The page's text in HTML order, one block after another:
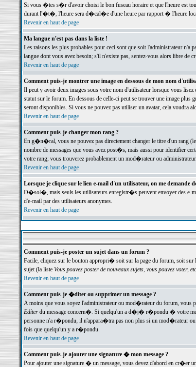
Si vous �tes s�r d'avoir choisi le bon fuseau horaire et que l'heure
durant l'�t�, l'heure sera d�cal�e d'une heure par rapport � l'heure
Revenir en haut de page
Ma langue n'est pas dans la liste !
Les raisons les plus probables pour ceci sont que soit l'administrateur
langue dont vous avez besoin; s'il n'existe pas, sentez-vous alors libre
Revenir en haut de page
Comment puis-je montrer une image en dessous de mon nom
Il peut y avoir deux images sous votre nom d'utilisateur lorsque vous
statut sur le forum. En dessous de celle-ci peut se trouver une image
seront disponibles. Si vous ne pouvez pas utiliser un avatar, cela
Revenir en haut de page
Comment puis-je changer mon rang ?
En g�n�ral, vous ne pouvez pas directement changer le titre d'un rang
nombre de messages que vous avez post�s, mais aussi pour identifier
votre rang; vous trouverez probablement un mod�rateur ou
Revenir en haut de page
Lorsque je clique sur le lien e-mail d'un utilisateur, on me demande
D�sol�, mais seuls les utilisateurs enregistr�s peuvent envoyer des
d'e-mail par des utilisateurs anonymes.
Revenir en haut de page
Comment puis-je poster un sujet dans un forum ?
Facile, cliquez sur le bouton appropri� soit sur la page du forum, soit sur
sujet (la liste Vous pouvez poster de nouveaux sujets, vous pouvez voter,
Revenir en haut de page
Comment puis-je �diter ou supprimer un message ?
A moins que vous soyez l'administrateur ou mod�rateur du forum,
Editerdu message concern�. Si quelqu'un a d�j� r�pondu � votre
personne n'a r�pondu, il n'appara�tra pas non plus si un mod�rateur ou
fois que quelqu'un y a r�pondu.
Revenir en haut de page
Comment puis-je ajouter une signature � mon message ?
Pour ajouter une signature � un message, vous devez d'abord en